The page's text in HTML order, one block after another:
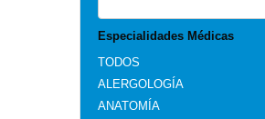
Especialidades Médicas
TODOS
ALERGOLOGÍA
ANATOMÍA